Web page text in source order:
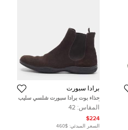
برادا سبورت
حذاء بوت برادا سبورت شلسي سليب
أون سويدي بني داكن مقاس 42
المقاس: 42
$224
السعر المبدئي: $460